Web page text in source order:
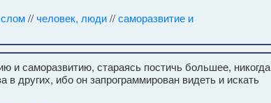
//человек, люди//саморазвитие и
и саморазвитию, стараясь постичь большее, никогда
других, ибо он запрограммирован видеть и искать